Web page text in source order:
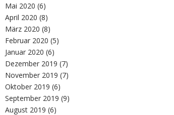
Mai 2020 (6)
April 2020 (8)
März 2020 (8)
Februar 2020 (5)
Januar 2020 (6)
Dezember 2019 (7)
November 2019 (7)
Oktober 2019 (6)
September 2019 (9)
August 2019 (6)